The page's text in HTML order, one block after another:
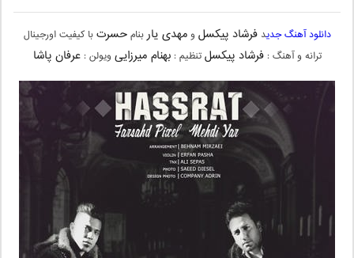
دانلود آهنگ جدیدفرشاد پیکسل ومهدی یاربنامحسرتبا کیفیت اورجینال
ترانه و آهنگ :فرشاد پیکسلتنظیم :بهنام میرزایی ویولن :عرفان پاشا